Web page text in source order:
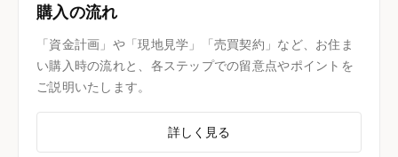
購入の流れ
「資金計画」や「現地見学」「売買契約」など、お住ま
い購入時の流れと、各ステップでの留意点やポイントを
ご説明いたします。
詳しく見る